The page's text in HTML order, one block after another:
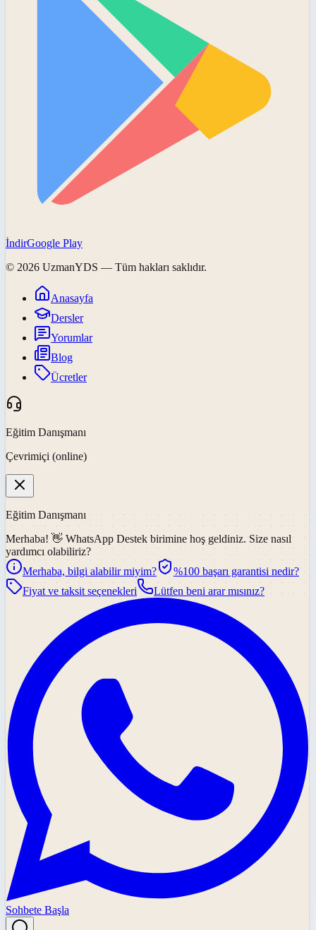
İndirGoogle Play
© 2026 UzmanYDS — Tüm hakları saklıdır.
Anasayfa
Dersler
Yorumlar
Blog
Ücretler
Eğitim Danışmanı
Çevrimiçi (online)
Eğitim Danışmanı
Merhaba! 👋 WhatsApp Destek birimine hoş geldiniz. Size nasıl
yardımcı olabiliriz?
Merhaba, bilgi alabilir miyim?
%100 başarı garantisi nedir?
Fiyat ve taksit seçenekleri
Lütfen beni arar mısınız?
Sohbete Başla